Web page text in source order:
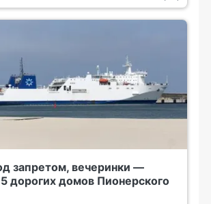
запретом, вечеринки —
дорогих домов Пионерского